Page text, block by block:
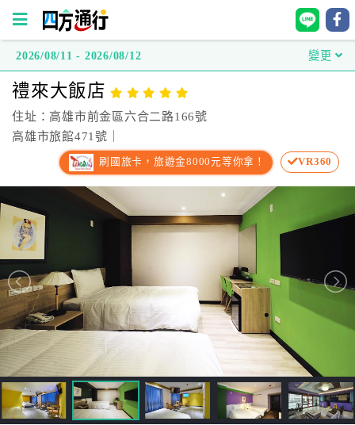
方
通
行
台
灣
房
直
接
跟
飯
店
2026/08/11 - 2026/08/12 變更
禮來大飯店
住址：高雄市前金區六合二路166號
高雄市旅館471號｜
刷國旅卡，旅遊金8000元等你拿！ VR360